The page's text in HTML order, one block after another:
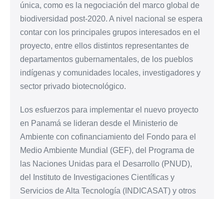
única, como es la negociación del marco global de
biodiversidad post-2020. A nivel nacional se espera
contar con los principales grupos interesados en el
proyecto, entre ellos distintos representantes de
departamentos gubernamentales, de los pueblos
indígenas y comunidades locales, investigadores y
sector privado biotecnológico.
Los esfuerzos para implementar el nuevo proyecto
en Panamá se lideran desde el Ministerio de
Ambiente con cofinanciamiento del Fondo para el
Medio Ambiente Mundial (GEF), del Programa de
las Naciones Unidas para el Desarrollo (PNUD),
del Instituto de Investigaciones Científicas y
Servicios de Alta Tecnología (INDICASAT) y otros